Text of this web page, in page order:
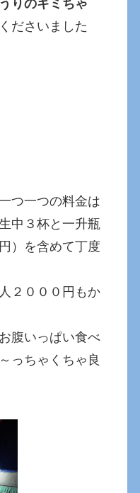
りのキミちゃ
ださいました
つ一つの料金は
中３杯と一升瓶
）を含めて丁度
２０００円もか
腹いっぱい食べ
っちゃくちゃ良